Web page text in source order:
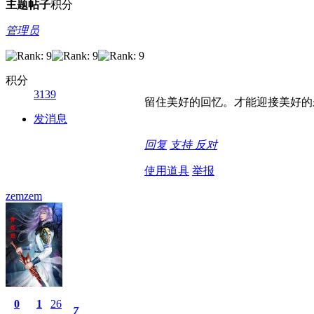
主题帖子积分
管理员
积分
3139
发消息
留住美好的回忆。才能迎接美好
回复 支持 反对
使用道具 举报
zemzem
0 1 26
7